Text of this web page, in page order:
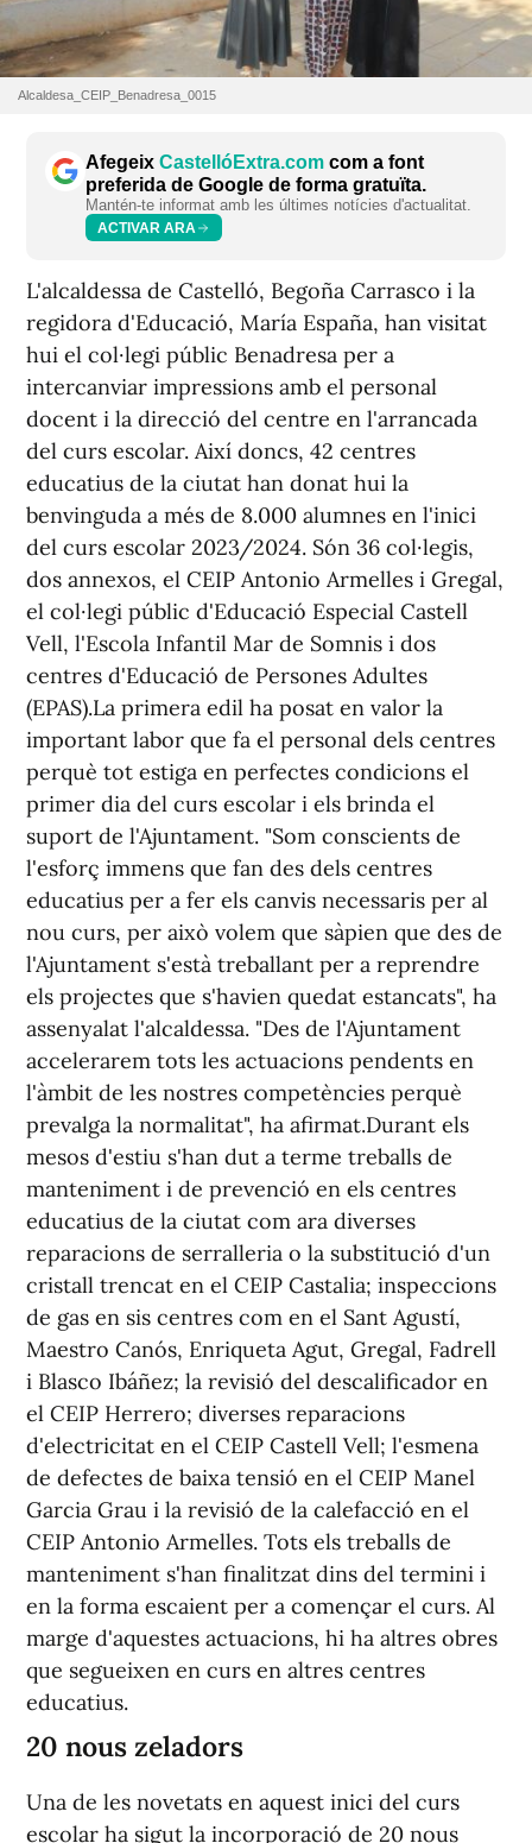
Alcaldesa_CEIP_Benadresa_0015
Afegeix CastellóExtra.com com a font
preferida de Google de forma gratuïta.
Mantén-te informat amb les últimes notícies d'actualitat.
ACTIVAR ARA
L'alcaldessa de Castelló, Begoña Carrasco i la
regidora d'Educació, María España, han visitat
hui el col·legi públic Benadresa per a
intercanviar impressions amb el personal
docent i la direcció del centre en l'arrancada
del curs escolar. Així doncs, 42 centres
educatius de la ciutat han donat hui la
benvinguda a més de 8.000 alumnes en l'inici
del curs escolar 2023/2024. Són 36 col·legis,
dos annexos, el CEIP Antonio Armelles i Gregal,
el col·legi públic d'Educació Especial Castell
Vell, l'Escola Infantil Mar de Somnis i dos
centres d'Educació de Persones Adultes
(EPAS).La primera edil ha posat en valor la
important labor que fa el personal dels centres
perquè tot estiga en perfectes condicions el
primer dia del curs escolar i els brinda el
suport de l'Ajuntament. "Som conscients de
l'esforç immens que fan des dels centres
educatius per a fer els canvis necessaris per al
nou curs, per això volem que sàpien que des de
l'Ajuntament s'està treballant per a reprendre
els projectes que s'havien quedat estancats", ha
assenyalat l'alcaldessa. "Des de l'Ajuntament
accelerarem tots les actuacions pendents en
l'àmbit de les nostres competències perquè
prevalga la normalitat", ha afirmat.Durant els
mesos d'estiu s'han dut a terme treballs de
manteniment i de prevenció en els centres
educatius de la ciutat com ara diverses
reparacions de serralleria o la substitució d'un
cristall trencat en el CEIP Castalia; inspeccions
de gas en sis centres com en el Sant Agustí,
Maestro Canós, Enriqueta Agut, Gregal, Fadrell
i Blasco Ibáñez; la revisió del descalificador en
el CEIP Herrero; diverses reparacions
d'electricitat en el CEIP Castell Vell; l'esmena
de defectes de baixa tensió en el CEIP Manel
Garcia Grau i la revisió de la calefacció en el
CEIP Antonio Armelles. Tots els treballs de
manteniment s'han finalitzat dins del termini i
en la forma escaient per a començar el curs. Al
marge d'aquestes actuacions, hi ha altres obres
que segueixen en curs en altres centres
educatius.
20 nous zeladors
Una de les novetats en aquest inici del curs
escolar ha sigut la incorporació de 20 nous